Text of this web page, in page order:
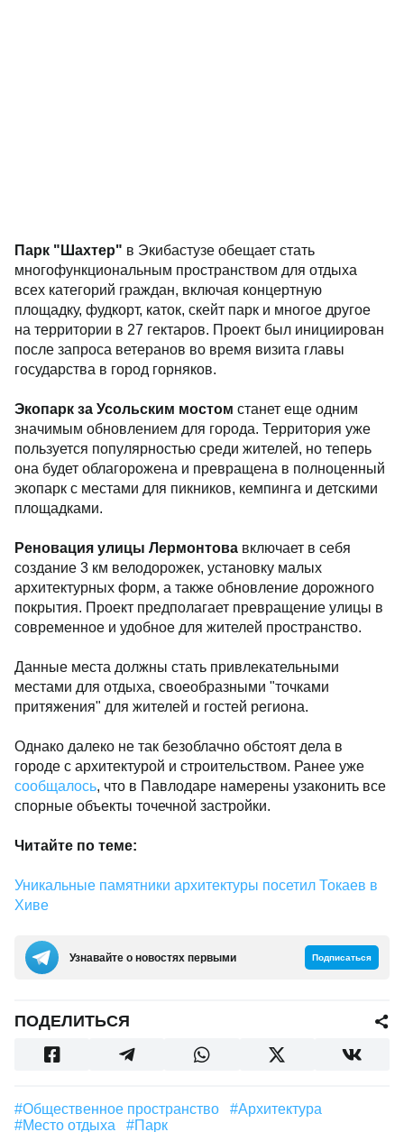
Парк "Шахтер" в Экибастузе обещает стать
многофункциональным пространством для отдыха
всех категорий граждан, включая концертную
площадку, фудкорт, каток, скейт парк и многое другое
на территории в 27 гектаров. Проект был инициирован
после запроса ветеранов во время визита главы
государства в город горняков.
Экопарк за Усольским мостом станет еще одним
значимым обновлением для города. Территория уже
пользуется популярностью среди жителей, но теперь
она будет облагорожена и превращена в полноценный
экопарк с местами для пикников, кемпинга и детскими
площадками.
Реновация улицы Лермонтова включает в себя
создание 3 км велодорожек, установку малых
архитектурных форм, а также обновление дорожного
покрытия. Проект предполагает превращение улицы в
современное и удобное для жителей пространство.
Данные места должны стать привлекательными
местами для отдыха, своеобразными "точками
притяжения" для жителей и гостей региона.
Однако далеко не так безоблачно обстоят дела в
городе с архитектурой и строительством. Ранее уже
сообщалось, что в Павлодаре намерены узаконить все
спорные объекты точечной застройки.
Читайте по теме:
Уникальные памятники архитектуры посетил Токаев в
Хиве
Узнавайте о новостях первыми Подписаться
ПОДЕЛИТЬСЯ
#общественное пространство
#Архитектура
#место отдыха
#парк